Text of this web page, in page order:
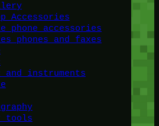
Accessories
phone accessories
phones and faxes
and instruments
tools